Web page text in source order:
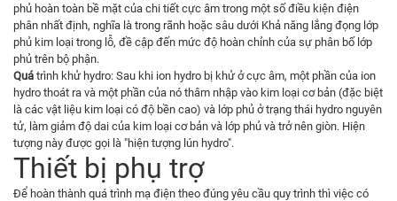
phủ hoàn toàn bề mặt của chi tiết cực âm trong một số điều kiện điện
phân nhất định, nghĩa là trong rãnh hoặc sâu dưới Khả năng lắng đọng lớp
phủ kim loại trong lỗ, đề cập đến mức độ hoàn chỉnh của sự phân bố lớp
phủ trên bộ phận.
Quá trình khử hydro: Sau khi ion hydro bị khử ở cực âm, một phần của ion
hydro thoát ra và một phần của nó thâm nhập vào kim loại cơ bản (đặc biệt
là các vật liệu kim loại có độ bền cao) và lớp phủ ở trạng thái hydro nguyên
tử, làm giảm độ dai của kim loại cơ bản và lớp phủ và trở nên giòn. Hiện
tượng này được gọi là "hiện tượng lún hydro".
Thiết bị phụ trợ
Để hoàn thành quá trình mạ điện theo đúng yêu cầu quy trình thì việc có